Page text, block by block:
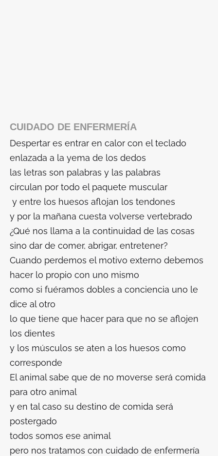
CUIDADO DE ENFERMERÍA
Despertar es entrar en calor con el teclado
enlazada a la yema de los dedos
las letras son palabras y las palabras
circulan por todo el paquete muscular
y entre los huesos aflojan los tendones
y por la mañana cuesta volverse vertebrado
¿Qué nos llama a la continuidad de las cosas
sino dar de comer, abrigar, entretener?
Cuando perdemos el motivo externo debemos
hacer lo propio con uno mismo
como si fuéramos dobles a conciencia uno le
dice al otro
lo que tiene que hacer para que no se aflojen
los dientes
y los músculos se aten a los huesos como
corresponde
El animal sabe que de no moverse será comida
para otro animal
y en tal caso su destino de comida será
postergado
todos somos ese animal
pero nos tratamos con cuidado de enfermería